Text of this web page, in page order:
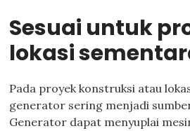
Sesuai untuk
lokasi
Pada proyek konstruksi atau
generator sering menjadi
Generator dapat menyuplai